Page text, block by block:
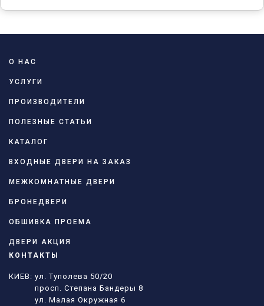
О НАС
УСЛУГИ
ПРОИЗВОДИТЕЛИ
ПОЛЕЗНЫЕ СТАТЬИ
КАТАЛОГ
ВХОДНЫЕ ДВЕРИ НА ЗАКАЗ
МЕЖКОМНАТНЫЕ ДВЕРИ
БРОНЕДВЕРИ
ОБШИВКА ПРОЕМА
ДВЕРИ АКЦИЯ
КОНТАКТЫ
КИЕВ: ул. Туполева 50/20
просп. Степана Бандеры 8
ул. Малая Окружная 6